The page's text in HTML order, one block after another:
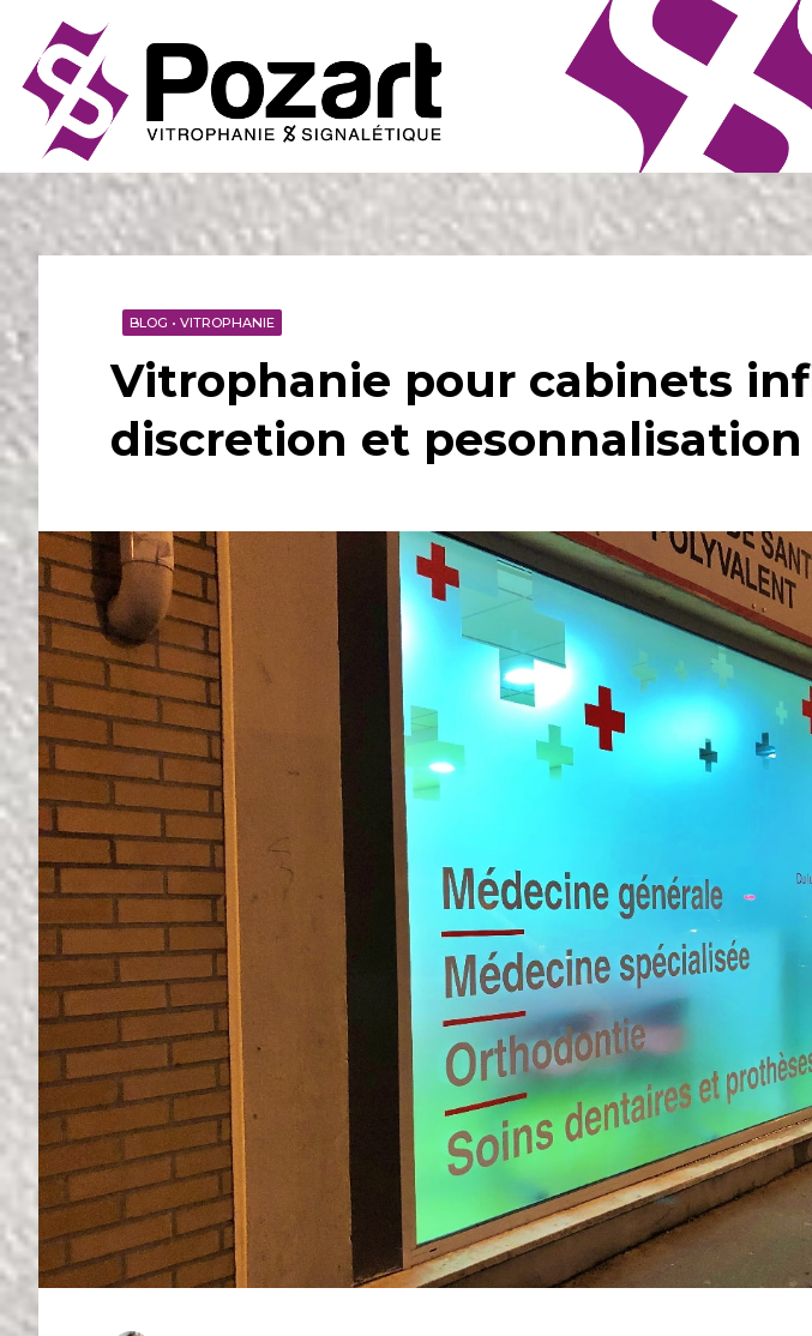
Vitrophanie pour cabinets
discretion et pesonnalisation
BLOG • VITROPHANIE